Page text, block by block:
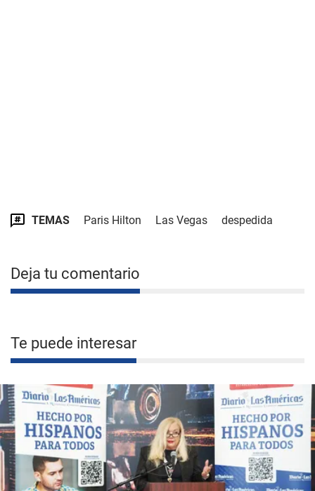
TEMAS Paris Hilton Las Vegas despedida
Deja tu comentario
Te puede interesar